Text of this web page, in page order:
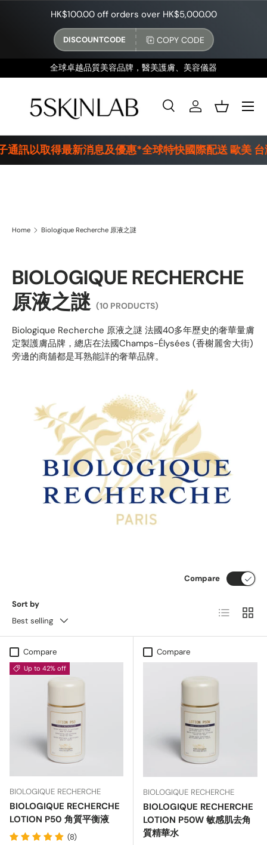
SKIP TO CONTENT
HK$100.00 off orders over HK$5,000.00
DISCOUNTCODE COPY CODE
全球卓越品質美容品牌，醫美護膚、美容儀器
Search
Product type
All
SearchLog inBasket
Menu
訊以取得最新消息及優惠*全球特快國際配送 歐美 台
Home Biologique Recherche 原液之謎
BIOLOGIQUE RECHERCHE
原液之謎 (10 PRODUCTS)
Biologique Recherche 原液之謎 法國40多年歷史的奢華量膚
定製護膚品牌，總店在法國Champs-Élysées (香榭麗舍大街)
旁邊的商舖都是耳熟能詳的奢華品牌。
Sort by
Best selling
Compare
List Grid
Compare
Up to 42% off
BIOLOGIQUE RECHERCHE
BIOLOGIQUE RECHERCHE
LOTION P50 角質平衡液
(8)
Compare
BIOLOGIQUE RECHERCHE
BIOLOGIQUE RECHERCHE
LOTION P50W 敏感肌去角
質精華水